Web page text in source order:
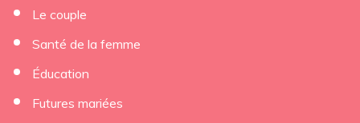
Le couple
Santé de la femme
Éducation
Futures mariées